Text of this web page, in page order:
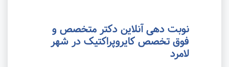
نوبت دهی آنلاین دکتر متخصص و
فوق تخصص کایروپراکتیک در شهر
لامرد